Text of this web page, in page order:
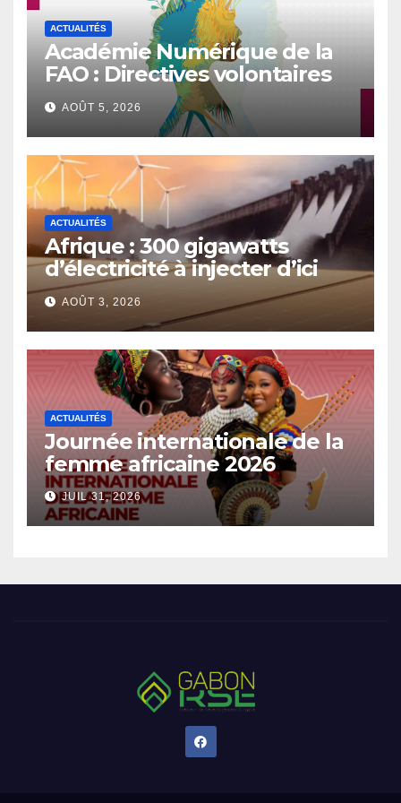
ACTUALITÉS
Académie Numérique de la
FAO : Directives volontaires
sur l’égalité des genres et
l’autonomisation des
femmes et des filles dans le
contexte de la sécurité
alimentaire et de la nutrition
AOÛT 5, 2026
ACTUALITÉS
Afrique : 300 gigawatts
d’électricité à injecter d’ici
2030
AOÛT 3, 2026
ACTUALITÉS
Journée internationale de la
femme africaine 2026
JUIL 31, 2026